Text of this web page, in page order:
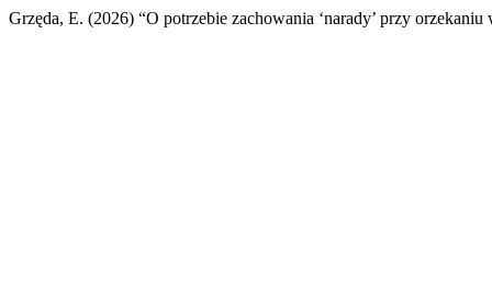
Grzęda, E. (2026) “O potrzebie zachowania ‘narady’ przy